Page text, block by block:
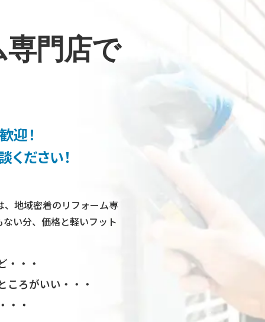
門店で
迎！
ください！
地域密着のリフォーム専
い分、価格と軽いフット
・・・
ころがいい・・・
・・